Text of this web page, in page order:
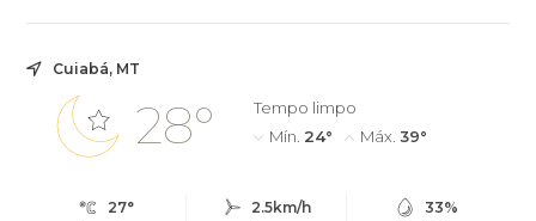
Cuiabá, MT
28°
Tempo limpo
Mín. 24° Máx. 39°
27° 2.5km/h 33%